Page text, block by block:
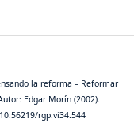
la reforma – Reformar
Edgar Morín (2002).
rgp.vi34.544